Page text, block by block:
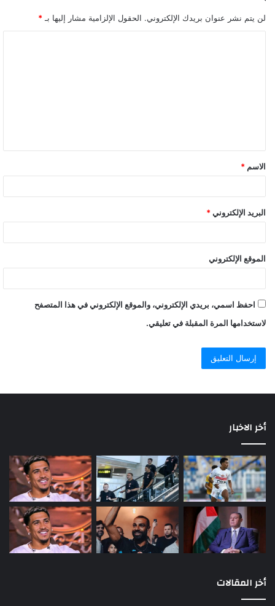
لن يتم نشر عنوان بريدك الإلكتروني. الحقول الإلزامية مشار إليها بـ *
الاسم *
البريد الإلكتروني *
الموقع الإلكتروني
احفظ اسمي، بريدي الإلكتروني، والموقع الإلكتروني في هذا المتصفح
لاستخدامها المرة المقبلة في تعليقي.
أخر الاخبار
أخر المقالات